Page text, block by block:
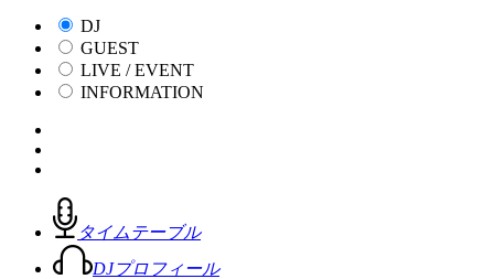
DJ
GUEST
LIVE / EVENT
INFORMATION
タイムテーブル
DJプロフィール